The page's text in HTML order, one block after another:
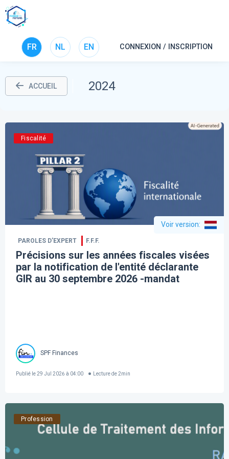
FR NL EN CONNEXION / INSCRIPTION
ACCUEIL 2024
Fiscalité
Voir version:
PAROLES D’EXPERT F.F.F.
Précisions sur les années fiscales visées
par la notification de l'entité déclarante
GIR au 30 septembre 2026 -mandat
SPF Finances
Publié le29 Jul 2026 à 04:00 Lecture de 2min
Profession